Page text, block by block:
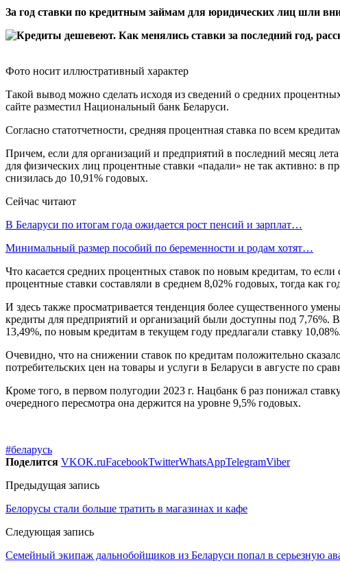
За год ставки по кредитным займам для юридических лиц шли
Фото носит иллюстративный характер
Такой вывод можно сделать исходя из сведений о средних
сайте разместил Национальный банк Беларуси.
Согласно статотчетности, средняя процентная ставка по всем
Причем, если для организаций и предприятий в последний месяц
для физических лиц процентные ставки «падали» не так активно: в
снизилась до 10,91% годовых.
Сейчас читают
В Беларуси по итогам года ожидается рост пенсий и зарплат…
Минимальный размер пособий по беременности и родам хотят…
Что касается средних процентных ставок по новым кредитам, то
процентные ставки составляли в среднем 8,02% годовых, тогда как
И здесь также просматривается тенденция более существенного
кредиты для предприятий и организаций были доступны под 7,76%.
13,49%, по новым кредитам в текущем году предлагали ставку 10,08%.
Очевидно, что на снижении ставок по кредитам положительно
потребительских цен на товары и услуги в Беларуси в августе по
Кроме того, в первом полугодии 2023 г. Нацбанк 6 раз понижал
очередного пересмотра она держится на уровне 9,5% годовых.
#беларусь
Поделится VKOK.ruFacebookTwitterWhatsAppTelegramViber
Предыдущая запись
Белорусы стали больше тратить в магазинах и кафе
Следующая запись
Семейный экипаж дальнобойщиков из Беларуси попал в серьезную